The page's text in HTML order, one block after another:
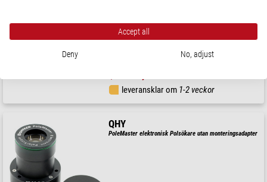
leveransklar om 1-2 veckor
QHY
PoleMaster elektronisk Polsökare utan monteringsadapter
Accept all
Deny No, adjust